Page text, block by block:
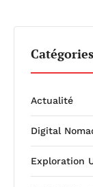
Catégories
Actualité
Digital
Exploration